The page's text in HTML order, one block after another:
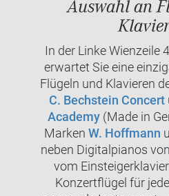
Auswahl an
In der Linke Wienzeile
erwartet Sie eine
Flügeln und Klavieren
C. Bechstein Concert
Academy (Made in
Marken W. Hoffmann
neben Digitalpianos von
vom
Konzertflügel für